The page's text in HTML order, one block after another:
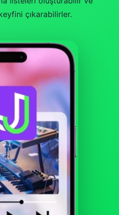
çıkarabilirler.